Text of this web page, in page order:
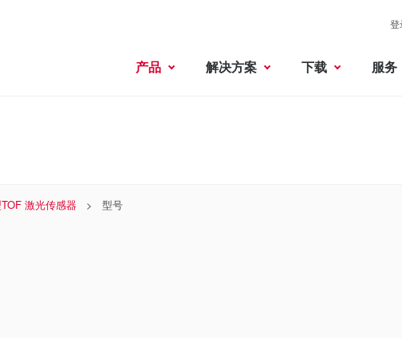
登
产品 解决方案 下载 服务
激光传感器 型号